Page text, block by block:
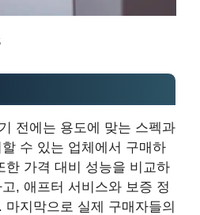
전에는 용도에 맞는 스펙과
수 있는 업체에서 구매하
한 가격 대비 성능을 비교하
, 애프터 서비스와 보증 정
지막으로 실제 구매자들의